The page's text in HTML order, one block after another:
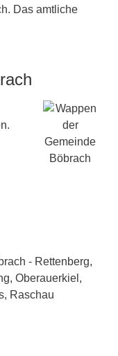
Das amtliche
.